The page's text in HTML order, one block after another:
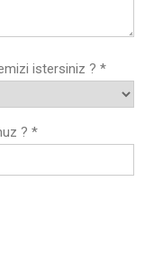
istersiniz ? *
? *